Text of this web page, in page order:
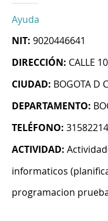
Ayuda
NIT: 9020446641
DIRECCIÓN: CALLE
CIUDAD: BOGOTA D C
DEPARTAMENTO:
TELÉFONO:
ACTIVIDAD:
informaticos
programacion